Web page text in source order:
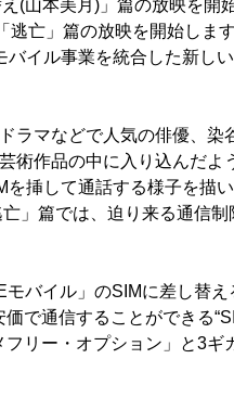
(山本美月)」篇の放映を開
逃亡」篇の放映を開始しま
イル事業を統合した新し
ラマなどで人気の俳優、染
術作品の中に入り込んだよ
挿して通話する様子を描い
」篇では、迫り来る通信制
バイル」のSIMに差し替え
で通信することができる
リー・オプション」と3ギ